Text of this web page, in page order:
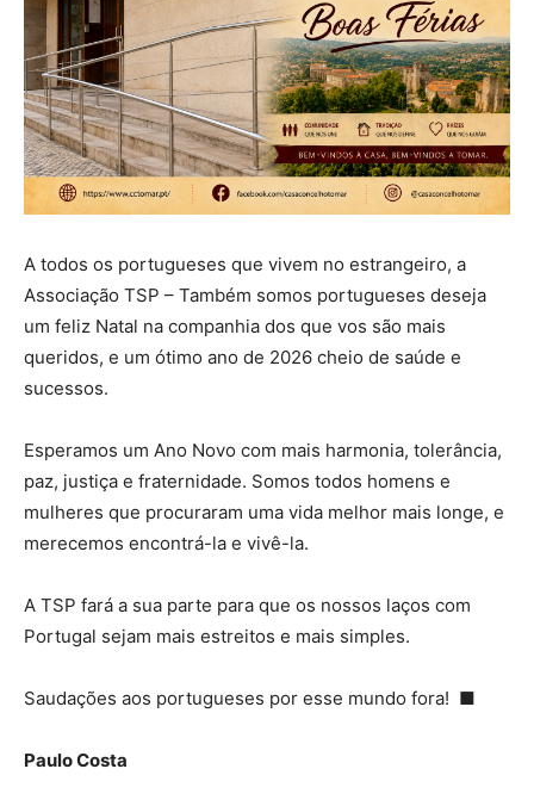
A todos os portugueses que vivem no estrangeiro, a
Associação TSP – Também somos portugueses deseja
um feliz Natal na companhia dos que vos são mais
queridos, e um ótimo ano de 2026 cheio de saúde e
sucessos.
Esperamos um Ano Novo com mais harmonia, tolerância,
paz, justiça e fraternidade. Somos todos homens e
mulheres que procuraram uma vida melhor mais longe, e
merecemos encontrá-la e vivê-la.
A TSP fará a sua parte para que os nossos laços com
Portugal sejam mais estreitos e mais simples.
Saudações aos portugueses por esse mundo fora! ■
Paulo Costa